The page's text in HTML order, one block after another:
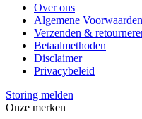
Over ons
Algemene Voorwaarden
Verzenden &
Betaalmethoden
Disclaimer
Privacybeleid
Storing melden
Onze merken